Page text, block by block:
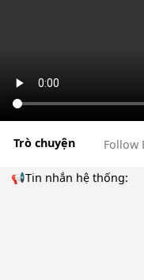
Trò chuyện Follow
📢Tin nhắn hệ thống: